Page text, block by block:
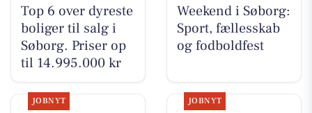
Top 6 over dyreste
boliger til salg i
Søborg. Priser op
til 14.995.000 kr
Weekend i Søborg:
Sport, fællesskab
og fodboldfest
JOBNYT JOBNYT